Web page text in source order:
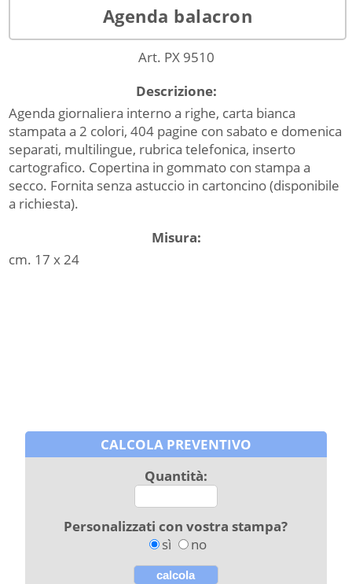
Agenda balacron
Art. PX 9510
Descrizione:
Agenda giornaliera interno a righe, carta bianca
stampata a 2 colori, 404 pagine con sabato e domenica
separati, multilingue, rubrica telefonica, inserto
cartografico. Copertina in gommato con stampa a
secco. Fornita senza astuccio in cartoncino (disponibile
a richiesta).
Misura:
cm. 17 x 24
CALCOLA PREVENTIVO
Quantità:
Personalizzati con vostra stampa?
sì
no